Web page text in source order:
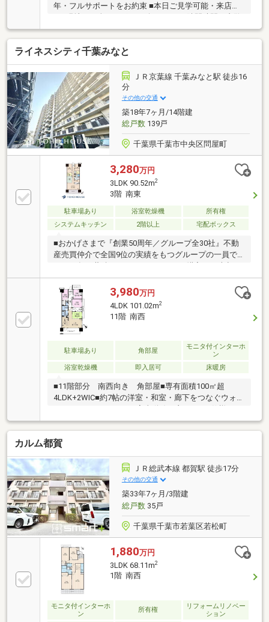
年・フルサポートをお約束 ■本日ご見学可能・来店不
OK□
ライネスシティ千葉みなと
ＪＲ京葉線 千葉みなと駅 徒歩16
分
その他の交通
築18年7ヶ月/14階建
総戸数139戸
千葉県千葉市中央区問屋町
3,280万円
3LDK 90.52m2
3階 南東
駐車場あり 浴室乾燥機
所有権
システムキッチン
2階以上 宅配ボックス
■おかげさまで『創業50周年／グループ全30社』不動
産売買仲介で全国9位の実績をもつグループの一員で
お買替え全てをサポート致します。■選ばれ続けて
「お客様の声」2000件以上突破！多くの信頼と感謝の
言葉を頂く、実績と信頼の東宝ハウス船橋にお任せく
ださい。■独自のFP相談【未来カレンダー】資金計画
の漠然とした不安を『見える化』して幸せな未来への
スタートを切りましょう。■業界初の無料アフターサ
ポート【TOHO HOUSE CLUB】ご購入後もお客様の
『住まい』と『暮らし』の安心・安全を無料で守りま
す。お気軽にお問合せ下さい！
3,980万円
4LDK 101.02m2
11階 南西
駐車場あり 角部屋
モニタ付インターホ
ン
浴室乾燥機
即入居可 床暖房
■11階部分 南西向き 角部屋■専有面積100㎡超
4LDK+2WIC■約7帖の洋室・和室・廊下をつなぐウォー
ッチン・洗面室■LDにTES温水式床暖房■全居室6帖以
上■両面バルコニー■専用使用権付き駐車場(月額2270
円)■港が見渡せるロケーション■ペット飼育可(飼育細
則有)※その他月額費用：インターネット料1980円・駐
車場管理費2270円※駐車場1台分継承可（サイズ制限あ
り）
カルム都賀
ＪＲ総武本線 都賀駅 徒歩17分
その他の交通
築33年7ヶ月/3階建
総戸数35戸
千葉県千葉市若葉区若松町
1,880万円
3LDK 68.11m2
1階 南西
モニタ付インターホ
ン
所有権
リフォームリノベー
ション